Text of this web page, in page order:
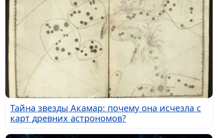
Тайна звезды Акамар: почему она исчезла с
карт древних астрономов?